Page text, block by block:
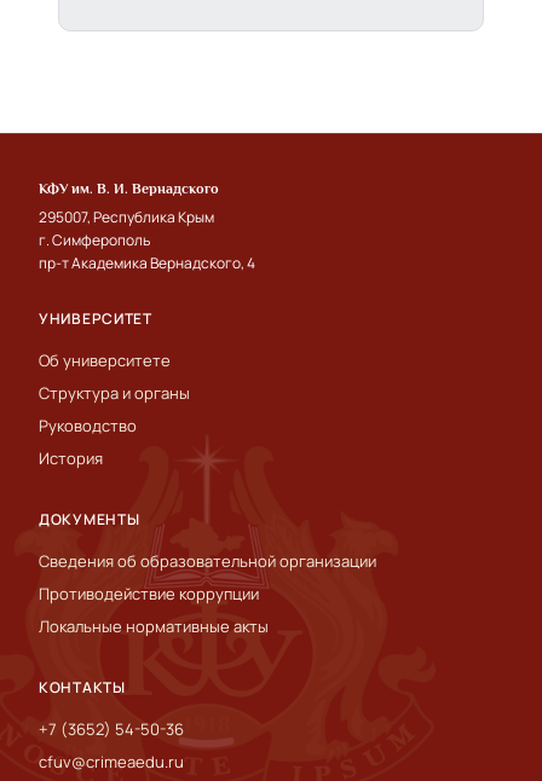
КФУ им. В. И. Вернадского
295007, Республика Крым
г. Симферополь
пр-т Академика Вернадского, 4
УНИВЕРСИТЕТ
Об университете
Структура и органы
Руководство
История
ДОКУМЕНТЫ
Сведения об образовательной организации
Противодействие коррупции
Локальные нормативные акты
КОНТАКТЫ
+7 (3652) 54-50-36
cfuv@crimeaedu.ru